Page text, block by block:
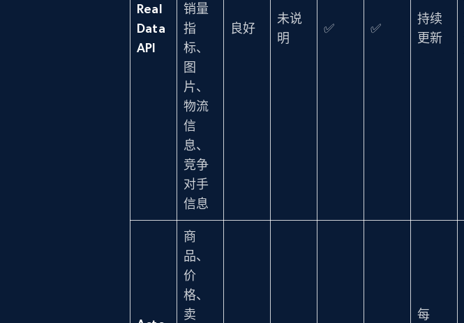
Real
Data
API
销量
指
标、
图
片、
物流
信
息、
竞争
对手
信息
良好
未说
明
✅ ✅
持续
更新
商
品、
价
格、
卖
每